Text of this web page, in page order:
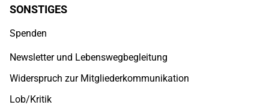
SONSTIGES
Spenden
Newsletter und Lebenswegbegleitung
Widerspruch zur Mitgliederkommunikation
Lob/Kritik